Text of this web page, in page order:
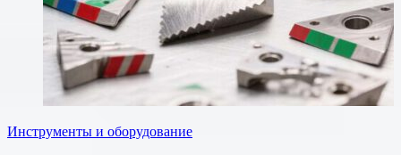
Инструменты и оборудование